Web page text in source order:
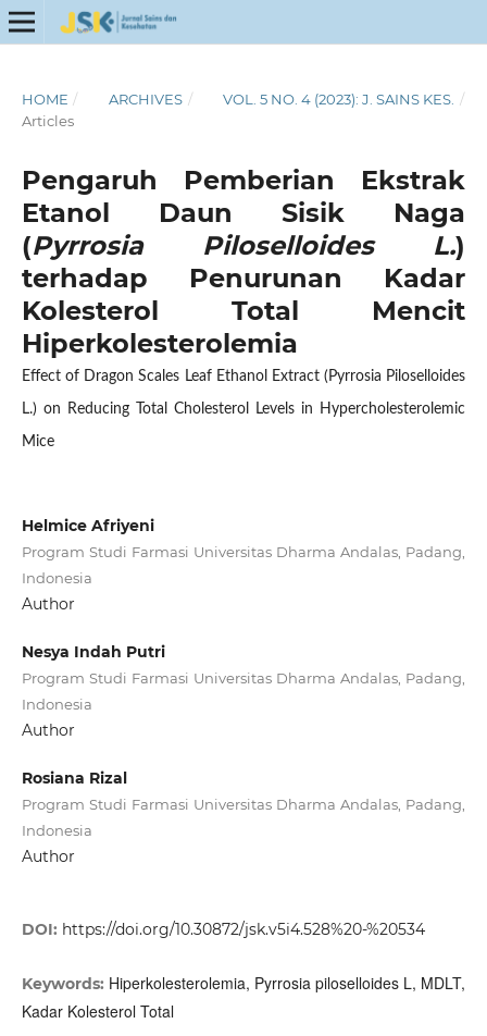
HOME / ARCHIVES / VOL. 5 NO. 4 (2023): J. SAINS KES. /
Articles
Pengaruh Pemberian Ekstrak
Etanol Daun Sisik Naga
(Pyrrosia Piloselloides L.)
terhadap Penurunan Kadar
Kolesterol Total Mencit
Hiperkolesterolemia
Effect of Dragon Scales Leaf Ethanol Extract (Pyrrosia Piloselloides
L.) on Reducing Total Cholesterol Levels in Hypercholesterolemic
Mice
Helmice Afriyeni
Program Studi Farmasi Universitas Dharma Andalas, Padang,
Indonesia
Author
Nesya Indah Putri
Program Studi Farmasi Universitas Dharma Andalas, Padang,
Indonesia
Author
Rosiana Rizal
Program Studi Farmasi Universitas Dharma Andalas, Padang,
Indonesia
Author
DOI: https://doi.org/10.30872/jsk.v5i4.528%20-%20534
Keywords: Hiperkolesterolemia, Pyrrosia piloselloides L, MDLT,
Kadar Kolesterol Total